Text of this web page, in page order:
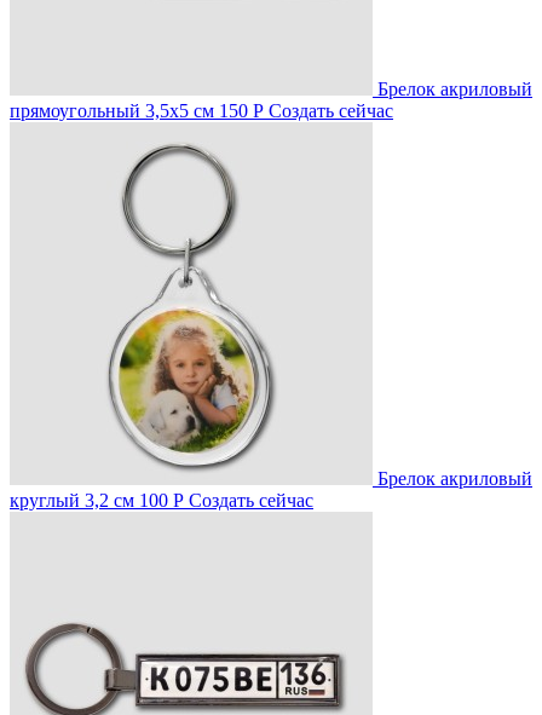
Брелок акриловый
прямоугольный 3,5х5 см 150 Р Создать сейчас
Брелок акриловый
круглый 3,2 см 100 Р Создать сейчас